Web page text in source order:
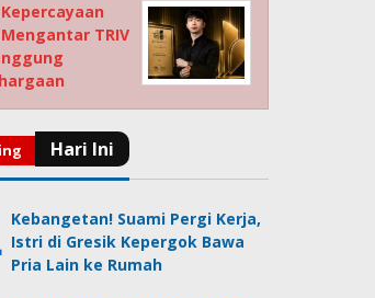
TRIV
Kebangetan! Suami Pergi Kerja,
Istri di Gresik Kepergok Bawa
Pria Lain ke Rumah